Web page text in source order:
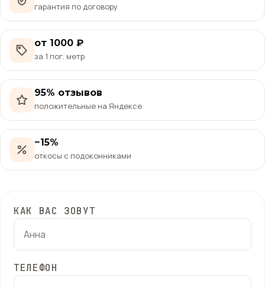
гарантия по договору
от 1000 ₽
за 1 пог. метр
95% отзывов
положительные на Яндексе
−15%
откосы с подоконниками
КАК ВАС ЗОВУТ
ТЕЛЕФОН